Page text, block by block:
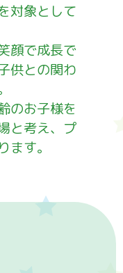
対象として
顔で成長で
供との関わ
のお子様を
と考え、プ
ます。